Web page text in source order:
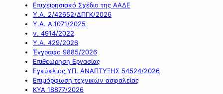
Επιχειρησιακό Σχέδιο της ΑΑΔΕ
Υ.Α. 2/42652/ΔΠΓΚ/2026
Υ.Α. Α.1071/2025
ν. 4914/2022
Υ.Α. 429/2026
Έγγραφο 9885/2026
Επιθεώρηση Εργασίας
Εγκύκλιος ΥΠ. ΑΝΑΠΤΥΞΗΣ 54524/2026
Επιμόρφωση τεχνικών ασφαλείας
ΚΥΑ 18877/2026